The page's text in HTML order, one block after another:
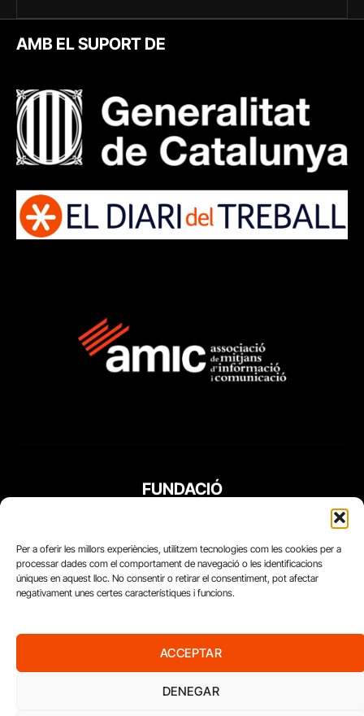
Per a oferir les millors experiències, utilitzem tecnologies com les cookies per a
processar dades com el comportament de navegació o les identificacions
úniques en aquest lloc. No consentir o retirar el consentiment, pot afectar
negativament unes certes característiques i funcions.
ACCEPTAR
DENEGAR
AMB EL SUPORT DE
FUNDACIÓ